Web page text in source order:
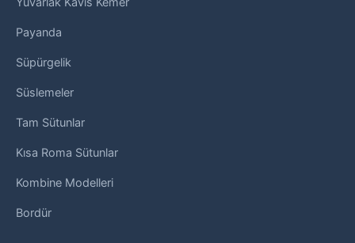
Payanda
Süpürgelik
Süslemeler
Tam Sütunlar
Kısa Roma Sütunlar
Kombine Modelleri
Bordür